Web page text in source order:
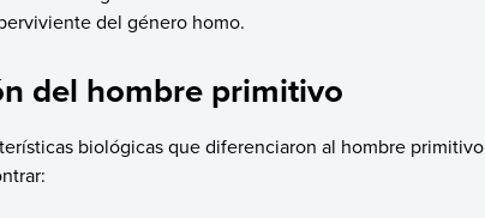
del género homo.
del hombre primitivo
biológicas que diferenciaron al hombre